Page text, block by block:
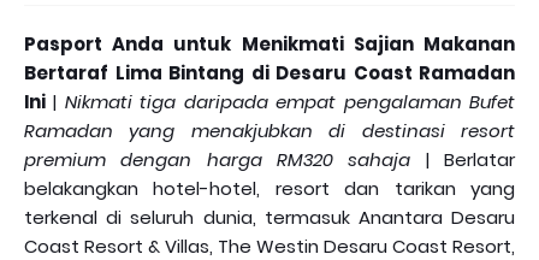
Pasport Anda untuk Menikmati Sajian Makanan
Bertaraf Lima Bintang di Desaru Coast Ramadan
Ini | Nikmati tiga daripada empat pengalaman Bufet
Ramadan yang menakjubkan di destinasi resort
premium dengan harga RM320 sahaja | Berlatar
belakangkan hotel-hotel, resort dan tarikan yang
terkenal di seluruh dunia, termasuk Anantara Desaru
Coast Resort & Villas, The Westin Desaru Coast Resort,